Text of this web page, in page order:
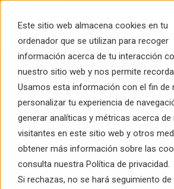
Este sitio web almacena cookies en tu
ordenador que se utilizan para recoger
información acerca de tu interacción
nuestro sitio web y nos permite
Usamos esta información con el fin de
personalizar tu experiencia de
generar analíticas y métricas acerca de
visitantes en este sitio web y otros
obtener más información sobre las
consulta nuestra Política de privacidad.
Si rechazas, no se hará seguimiento de